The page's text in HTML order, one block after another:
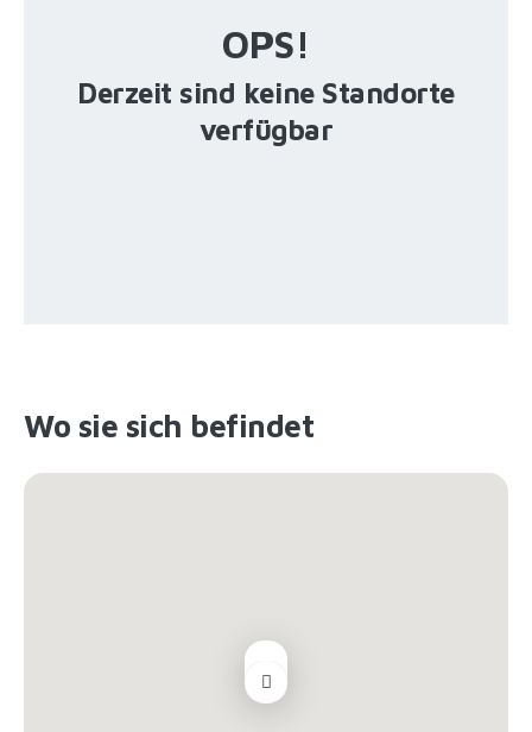
OPS!
Derzeit sind keine Standorte
verfügbar
Wo sie sich befindet